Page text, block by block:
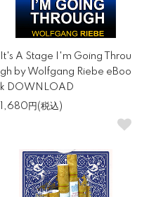
It's A Stage I'm Going Throu
gh by Wolfgang Riebe eBoo
k DOWNLOAD
1,680円(税込)